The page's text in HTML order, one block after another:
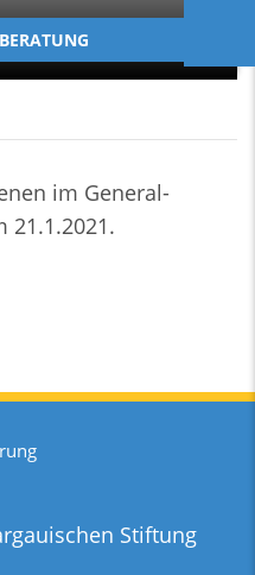
im General-
21.1.2021.
Stiftung